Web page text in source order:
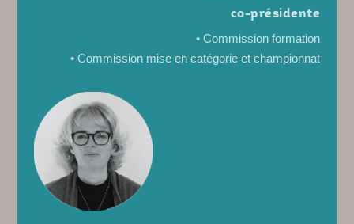
co-présidente
• Commission formation
• Commission mise en catégorie et championnat